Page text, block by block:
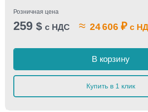
Розничная цена
259 $ с НДС ≈ 24 606 ₽ с
В корзину
Купить в 1 клик